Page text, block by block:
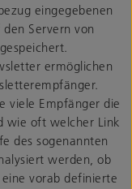
eingegebenen
Servern von
ermöglichen
viele Empfänger die
wie oft welcher Link
des sogenannten
werden, ob
vorab definierte